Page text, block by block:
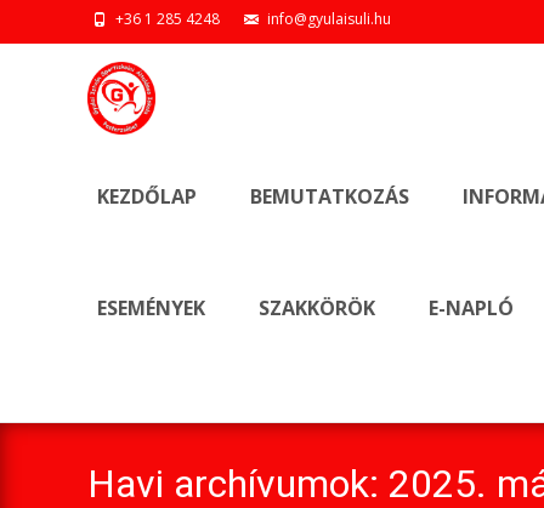
+36 1 285 4248 info@gyulaisuli.hu
KEZDŐLAP BEMUTATKOZÁS
ESEMÉNYEK SZAKKÖRÖK E-NAPLÓ
Havi archívumok: 2025.